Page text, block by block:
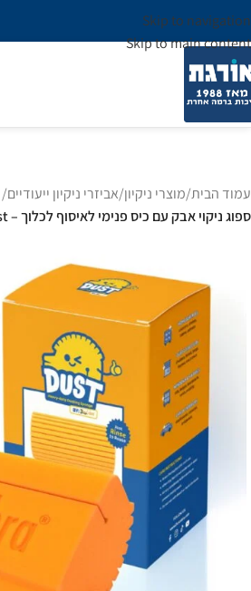
Skip to navigation
Skip to main content
עמוד הבית/מוצרי ניקיון/אביזרי ניקיון ייעודיים/
ספוג ניקוי אבק עם כיס פנימי לאיסוף לכלוך – Furcobra Dust